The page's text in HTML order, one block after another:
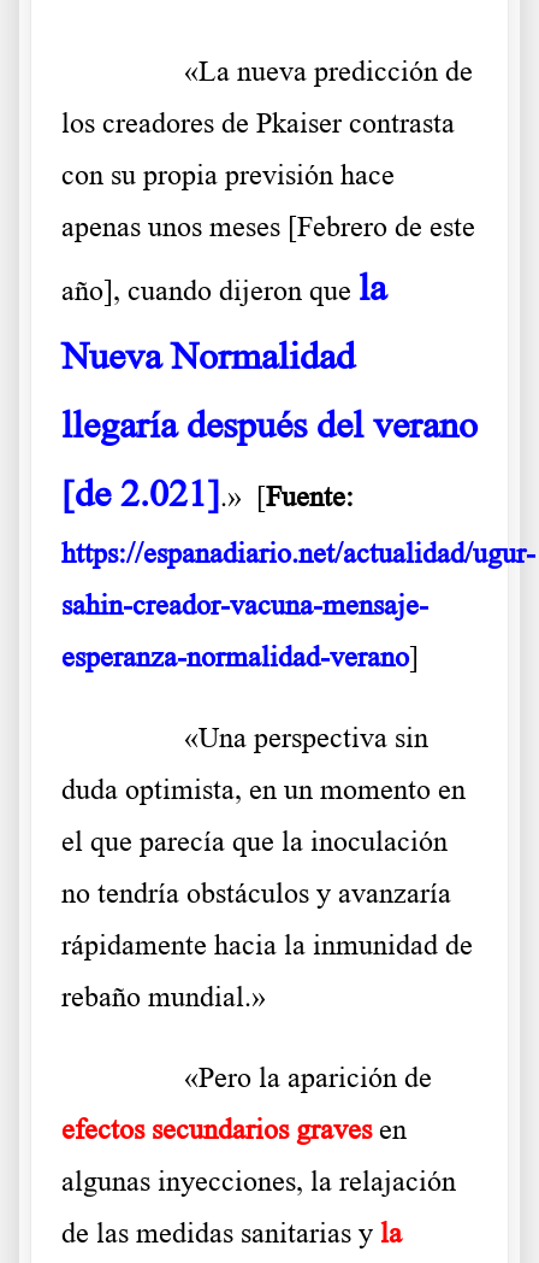
«La nueva predicción de
los creadores de Pkaiser contrasta
con su propia previsión hace
apenas unos meses [Febrero de este
año], cuando dijeron que la
Nueva Normalidad
llegaría después del verano
[de 2.021].» [Fuente:
https://espanadiario.net/actualidad/ugur-
sahin-creador-vacuna-mensaje-
esperanza-normalidad-verano]
«Una perspectiva sin
duda optimista, en un momento en
el que parecía que la inoculación
no tendría obstáculos y avanzaría
rápidamente hacia la inmunidad de
rebaño mundial.»
«Pero la aparición de
efectos secundarios gravesen
algunas inyecciones, la relajación
de las medidas sanitarias y la